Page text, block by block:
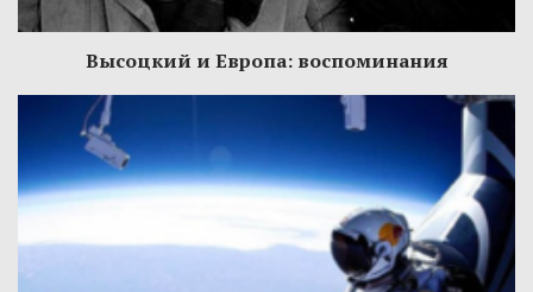
Высоцкий и Европа: воспоминания